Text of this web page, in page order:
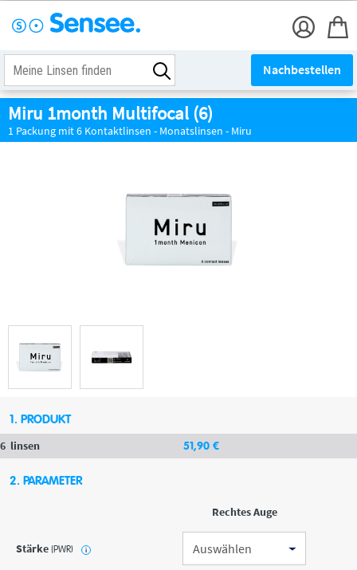
Nachbestellen
Miru 1month Multifocal (6)
1 Packung mit 6 Kontaktlinsen - Monatslinsen - Miru
1. PRODUKT
6 linsen 51,90 €
2. PARAMETER
Rechtes Auge
Stärke(PWR) i